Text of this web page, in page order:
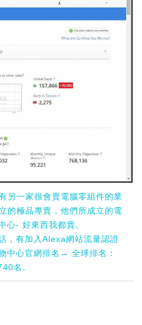
另一家很會賣電腦零組件的業
的極品專賣，他們所成立的電
心- 好東西我都賣。
，有加入Alexa網站流量認證
中心官網排名→ 全球排名：
名。